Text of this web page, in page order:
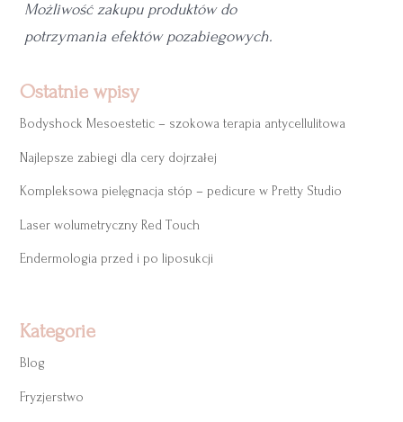
Możliwość zakupu produktów do
potrzymania efektów pozabiegowych.
Ostatnie wpisy
Bodyshock Mesoestetic – szokowa terapia antycellulitowa
Najlepsze zabiegi dla cery dojrzałej
Kompleksowa pielęgnacja stóp – pedicure w Pretty Studio
Laser wolumetryczny Red Touch
Endermologia przed i po liposukcji
Kategorie
Blog
Fryzjerstwo